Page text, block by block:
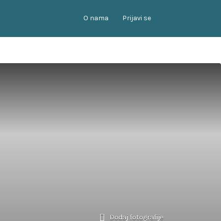
O nama Prijavi se
Dodaj fotografije